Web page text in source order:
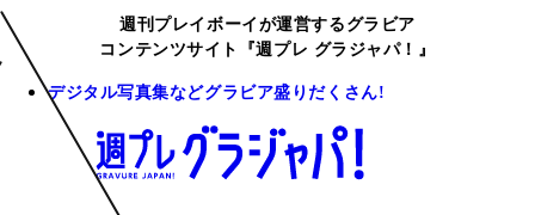
週刊プレイボーイが運営するグラビア
コンテンツサイト『週プレ グラジャパ！』
デジタル写真集などグラビア盛りだくさん!